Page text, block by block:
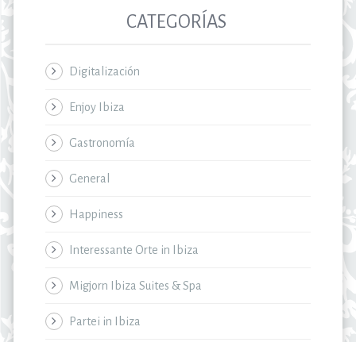
CATEGORÍAS
Digitalización
Enjoy Ibiza
Gastronomía
General
Happiness
Interessante Orte in Ibiza
Migjorn Ibiza Suites & Spa
Partei in Ibiza